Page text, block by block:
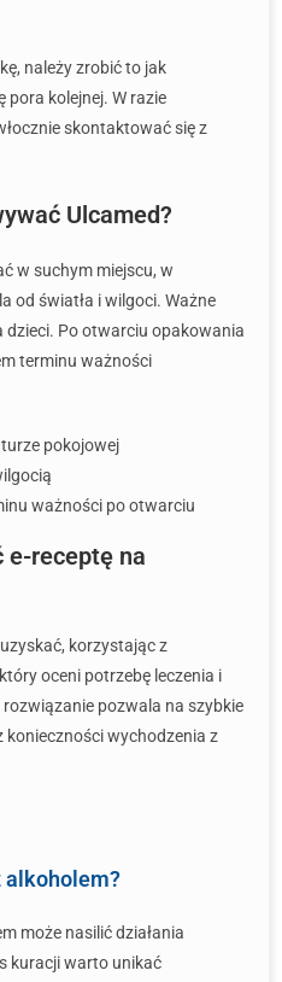
należy zrobić to jak
pora kolejnej. W razie
skontaktować się z
Ulcamed?
w suchym miejscu, w
od światła i wilgoci. Ważne
dzieci. Po otwarciu opakowania
terminu ważności
pokojowej
ważności po otwarciu
e-receptę na
korzystając z
oceni potrzebę leczenia i
pozwala na szybkie
konieczności wychodzenia z
alkoholem?
może nasilić działania
kuracji warto unikać